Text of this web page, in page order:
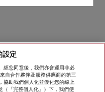
設定
經您同意後，我們亦會運用非必
自合作夥伴及服務供應商的第三
協助我們個人化並優化您的線上
（「完整個人化」）下，我們使